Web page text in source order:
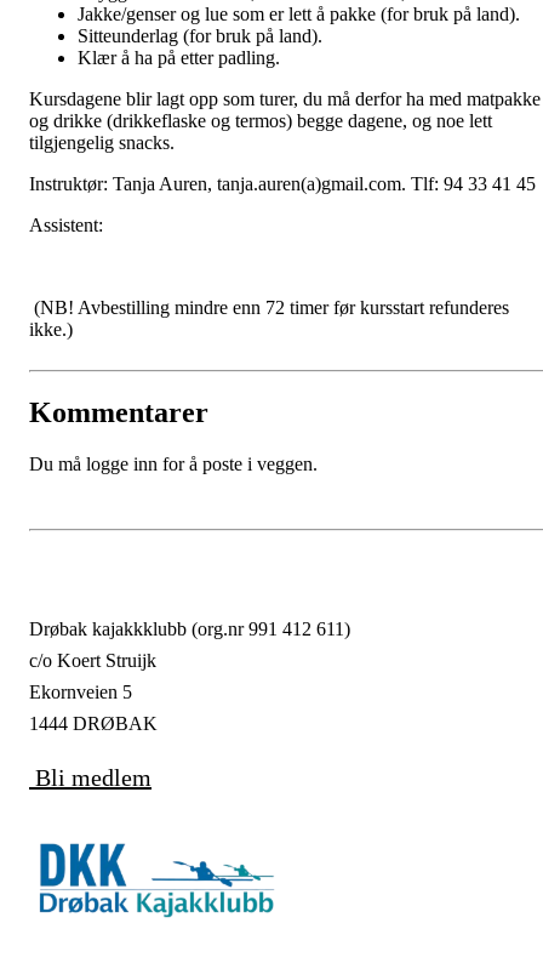
Jakke/genser og lue som er lett å pakke (for bruk på land).
Sitteunderlag (for bruk på land).
Klær å ha på etter padling.
Kursdagene blir lagt opp som turer, du må derfor ha med matpakke
og drikke (drikkeflaske og termos) begge dagene, og noe lett
tilgjengelig snacks.
Instruktør: Tanja Auren, tanja.auren(a)gmail.com. Tlf: 94 33 41 45
Assistent:
(NB! Avbestilling mindre enn 72 timer før kursstart refunderes
ikke.)
Kommentarer
Du må logge inn for å poste i veggen.
Drøbak kajakkklubb (org.nr 991 412 611)
c/o Koert Struijk
Ekornveien 5
1444 DRØBAK
Bli medlem